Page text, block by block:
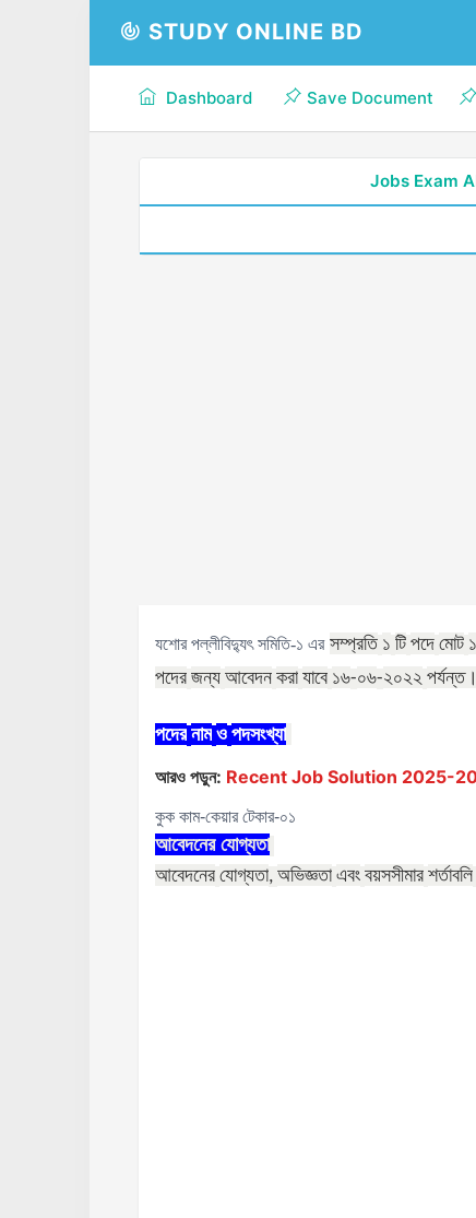
STUDY ONLINE BD
Dashboard Save Document
Jobs Exam
যশোর পল্লীবিদ্যুৎ সমিতি-১ এর সম্প্রতি ১ টি পদে মোট ১
পদের জন্য আবেদন করা যাবে ১৬-০৬-২০২২ পর্যন্ত।
পদের নাম ও পদসংখ্যা
আরও পড়ুন: Recent Job Solution 2025-2026
কুক কাম-কেয়ার টেকার-০১
আবেদনের যোগ্যতা
আবেদনের যোগ্যতা, অভিজ্ঞতা এবং বয়সসীমার শর্তাবলি